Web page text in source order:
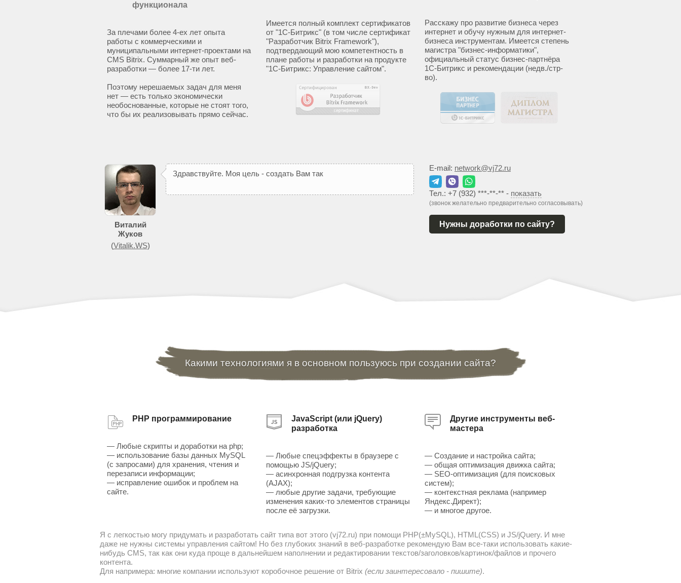
функционала
За плечами более 4-ех лет опыта
работы с коммерческими и
муниципальными интернет-проектами на
CMS Bitrix. Суммарный же опыт веб-
разработки — более 17-ти лет.
Поэтому нерешаемых задач для меня
нет — есть только экономически
необоснованные, которые не стоят того,
что бы их реализовывать прямо сейчас.
Имеется полный комплект сертификатов
от "1С-Битрикс" (в том числе сертификат
"Разработчик Bitrix Framework"),
подтвердающий мою компетентность в
плане работы и разработки на продукте
"1С-Битрикс: Управление сайтом".
Расскажу про развитие бизнеса через
интернет и обучу нужным для интернет-
бизнеса инструментам. Имеется степень
магистра "бизнес-информатики",
официальный статус бизнес-партнёра
1С-Битрикс и рекомендации (недв./стр-
во).
Виталий
Жуков
(Vitalik.WS)
Здравствуйте. Моя цель - создать Вам так
E-mail: network@vj72.ru
Тел.: +7 (932) ***-**-** - показать
(звонок желательно предварительно согласовывать)
Нужны доработки по сайту?
Какими технологиями я в основном пользуюсь при создании сайта?
PHP программирование
— Любые скрипты и доработки на php;
— использование базы данных MySQL
(с запросами) для хранения, чтения и
перезаписи информации;
— исправление ошибок и проблем на
сайте.
JavaScript (или jQuery)
разработка
— Любые спецэффекты в браузере с
помощью JS/jQuery;
— асинхронная подгрузка контента
(AJAX);
— любые другие задачи, требующие
изменения каких-то элементов страницы
после её загрузки.
Другие инструменты веб-
мастера
— Создание и настройка сайта;
— общая оптимизация движка сайта;
— SEO-оптимизация (для поисковых
систем);
— контекстная реклама (например
Яндекс.Директ);
— и многое другое.
Я с легкостью могу придумать и разработать сайт типа вот этого (vj72.ru) при помощи PHP(±MySQL), HTML(CSS) и JS/jQuery. И мне
даже не нужны системы управления сайтом! Но без глубоких знаний в веб-разработке рекомендую Вам все-таки использовать какие-
нибудь CMS, так как они куда проще в дальнейшем наполнении и редактировании текстов/заголовков/картинок/файлов и прочего
контента.
Для напримера: многие компании используют коробочное решение от Bitrix (если заинтересовало - пишите).